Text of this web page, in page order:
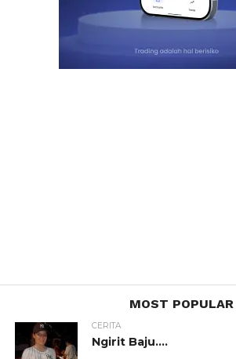
MOST POPULAR
CERITA
Ngirit Baju….